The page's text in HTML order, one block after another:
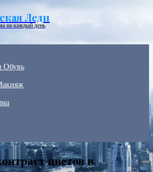
Леди
на каждый день
Обувь
цветов в